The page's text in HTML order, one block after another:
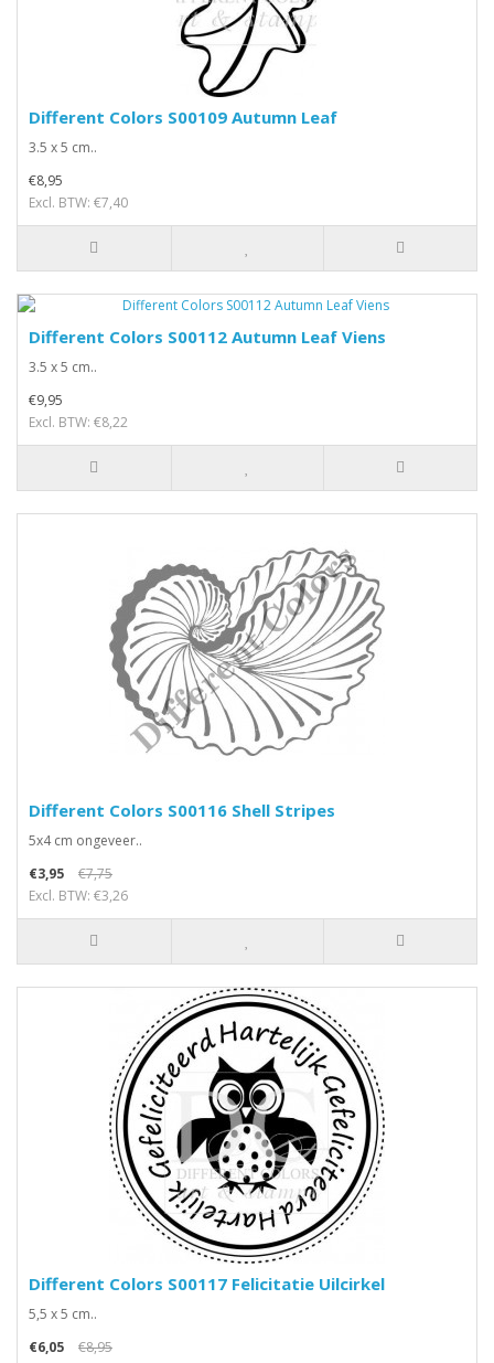
Different Colors S00109 Autumn Leaf
3.5 x 5 cm..
€8,95
Excl. BTW: €7,40
Different Colors S00112 Autumn Leaf Viens
3.5 x 5 cm..
€9,95
Excl. BTW: €8,22
Different Colors S00116 Shell Stripes
5x4 cm ongeveer..
€3,95
€7,75
Excl. BTW: €3,26
Different Colors S00117 Felicitatie Uilcirkel
5,5 x 5 cm..
€6,05
€8,95